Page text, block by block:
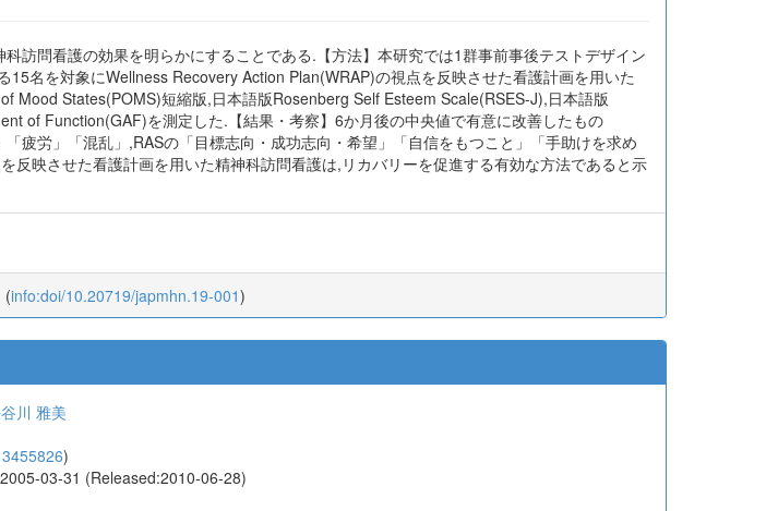
訪問看護の効果を明らかにすることである.【方法】本研究では1群事前事後テストデザイン
名を対象にWellness Recovery Action Plan(WRAP)の視点を反映させた看護計画を用いた
Mood States(POMS)短縮版,日本語版Rosenberg Self Esteem Scale(RSES-J),日本語版
of Function(GAF)を測定した.【結果・考察】6か月後の中央値で有意に改善したもの
疲労」「混乱」,RASの「目標志向・成功志向・希望」「自信をもつこと」「手助けを求め
反映させた看護計画を用いた精神科訪問看護は,リカバリーを促進する有効な方法であると示
(info:doi/10.20719/japmhn.19-001)
川 雅美
)
03-31 (Released:2010-06-28)